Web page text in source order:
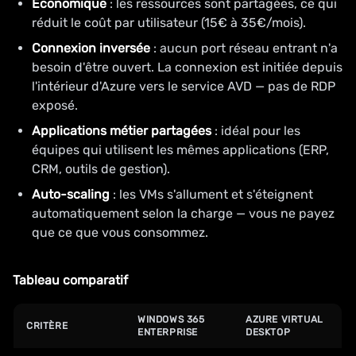
Économique : les ressources sont partagées, ce qui
réduit le coût par utilisateur (15€ à 35€/mois).
Connexion inversée : aucun port réseau entrant n'a
besoin d'être ouvert. La connexion est initiée depuis
l'intérieur d'Azure vers le service AVD — pas de RDP
exposé.
Applications métier partagées: idéal pour les
équipes qui utilisent les mêmes applications (ERP,
CRM, outils de gestion).
Auto-scaling : les VMs s'allument et s'éteignent
automatiquement selon la charge — vous ne payez
que ce que vous consommez.
Tableau comparatif
CRITÈRE
WINDOWS 365
ENTERPRISE
AZURE VIRTUAL
DESKTOP